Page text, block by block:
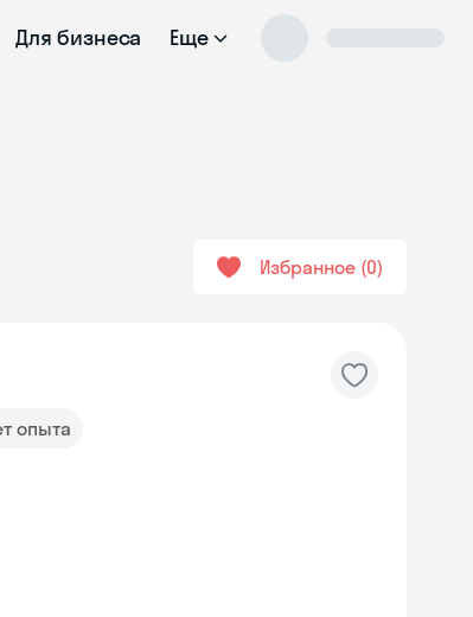
Для бизнеса Еще
Избранное 0
опыта